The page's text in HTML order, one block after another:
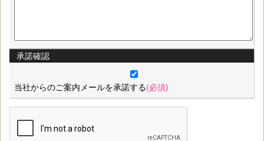
承諾確認
当社からのご案内メールを承諾する(必須)